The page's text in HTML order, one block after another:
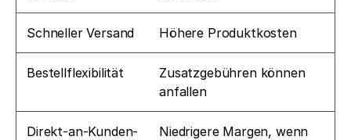
Schneller Versand Höhere Produktkosten
Bestellflexibilität
Zusatzgebühren können
anfallen
Direkt-an-Kunden-
Niedrigere Margen, wenn